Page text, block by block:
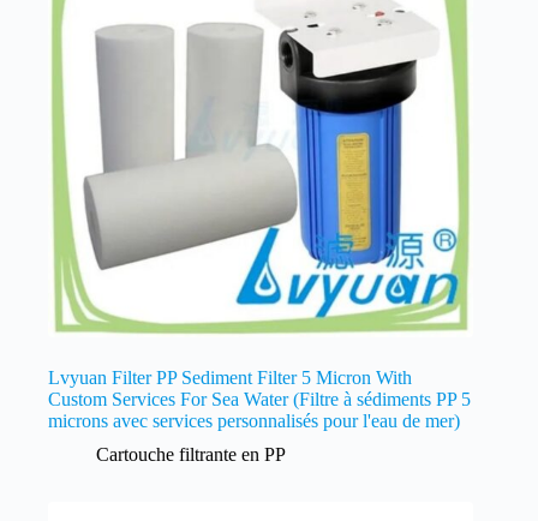
Lvyuan Filter PP Sediment Filter 5 Micron With
Custom Services For Sea Water (Filtre à sédiments PP 5
microns avec services personnalisés pour l'eau de mer)
Cartouche filtrante en PP